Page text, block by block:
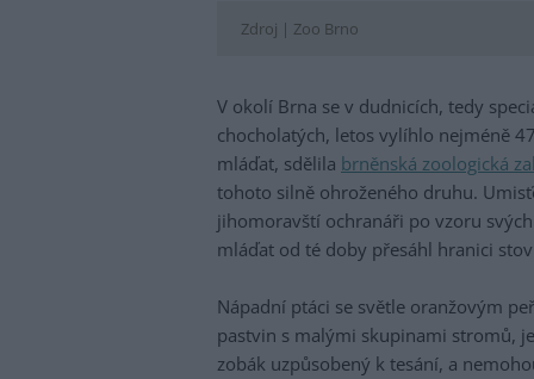
Zdroj | Zoo Brno
V okolí Brna se v dudnicích, tedy
chocholatých, letos vylíhlo nejméně
mláďat, sdělila brněnská zoologická
tohoto silně ohroženého druhu.
jihomoravští ochranáři po vzoru
mláďat od té doby přesáhl hranici
Nápadní ptáci se světle oranžovým
pastvin s malými skupinami stromů,
zobák uzpůsobený k tesání, a